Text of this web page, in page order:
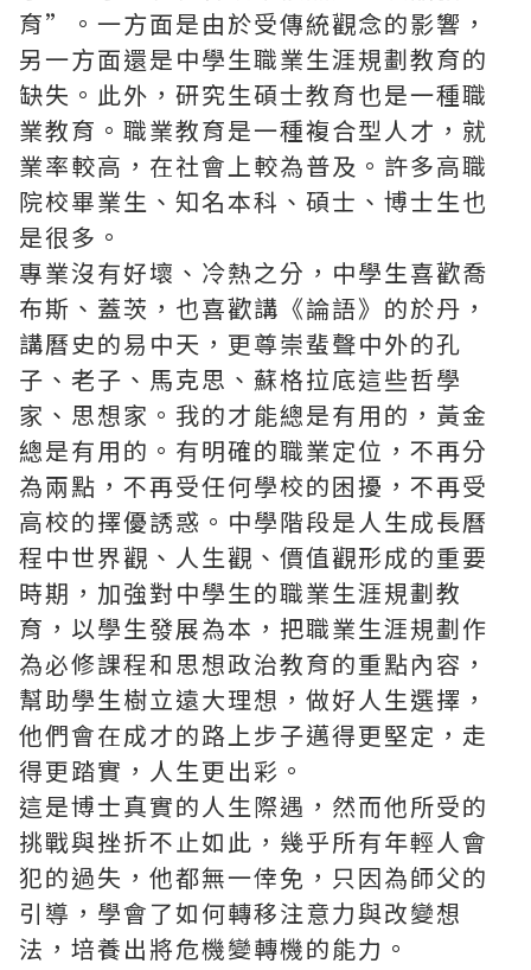
育”。一方面是由於受傳統觀念的影響，
另一方面還是中學生職業生涯規劃教育的
缺失。此外，研究生碩士教育也是一種職
業教育。職業教育是一種複合型人才，就
業率較高，在社會上較為普及。許多高職
院校畢業生、知名本科、碩士、博士生也
是很多。
專業沒有好壞、冷熱之分，中學生喜歡喬
布斯、蓋茨，也喜歡講《論語》的於丹，
講曆史的易中天，更尊崇蜚聲中外的孔
子、老子、馬克思、蘇格拉底這些哲學
家、思想家。我的才能總是有用的，黃金
總是有用的。有明確的職業定位，不再分
為兩點，不再受任何學校的困擾，不再受
高校的擇優誘惑。中學階段是人生成長曆
程中世界觀、人生觀、價值觀形成的重要
時期，加強對中學生的職業生涯規劃教
育，以學生發展為本，把職業生涯規劃作
為必修課程和思想政治教育的重點內容，
幫助學生樹立遠大理想，做好人生選擇，
他們會在成才的路上步子邁得更堅定，走
得更踏實，人生更出彩。
這是博士真實的人生際遇，然而他所受的
挑戰與挫折不止如此，幾乎所有年輕人會
犯的過失，他都無一倖免，只因為師父的
引導，學會了如何轉移注意力與改變想
法，培養出將危機變轉機的能力。